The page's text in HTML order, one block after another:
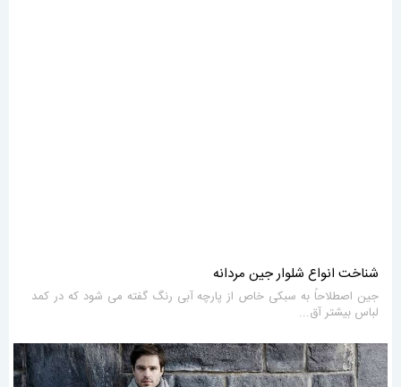
شناخت انواع شلوار جین مردانه
جین اصطلاحاً به سبکی خاص از پارچه آبی رنگ گفته می شود که در کمد
لباس بیشتر آق...